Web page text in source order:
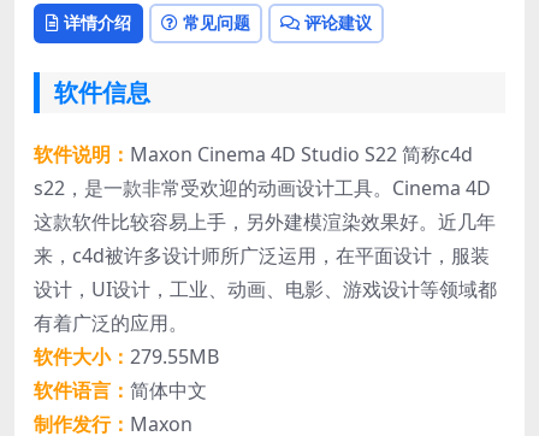
详情介绍 常见问题 评论建议
软件信息
软件说明： Maxon Cinema 4D Studio S22 简称c4d
s22，是一款非常受欢迎的动画设计工具。Cinema 4D
这款软件比较容易上手，另外建模渲染效果好。近几年
来，c4d被许多设计师所广泛运用，在平面设计，服装
设计，UI设计，工业、动画、电影、游戏设计等领域都
有着广泛的应用。
软件大小： 279.55MB
软件语言： 简体中文
制作发行： Maxon